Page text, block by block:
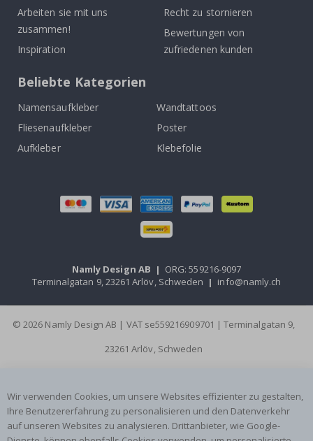
Arbeiten sie mit uns
zusammen!
Inspiration
Recht zu stornieren
Bewertungen von
zufriedenen kunden
Beliebte Kategorien
Namensaufkleber
Wandtattoos
Fliesenaufkleber
Poster
Aufkleber
Klebefolie
Namly Design AB | ORG: 559216-9097
Terminalgatan 9, 23261 Arlöv, Schweden | info@namly.ch
© 2026 Namly Design AB | VAT se559216909701 | Terminalgatan 9,
23261 Arlöv, Schweden
Wir verwenden Cookies, um unsere Websites effizienter zu gestalten,
Ihre Benutzererfahrung zu personalisieren und den Datenverkehr
auf unseren Websites zu analysieren. Drittanbieter, wie Google-